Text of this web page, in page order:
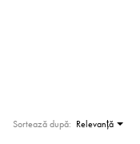
Sortează după: Relevanţă